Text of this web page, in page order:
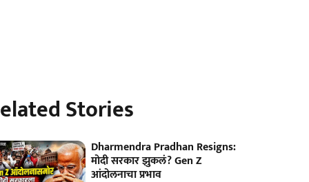
Stories
Dharmendra Pradhan Resigns:
मोदी सरकार झुकलं? Gen Z
आंदोलनाचा प्रभाव